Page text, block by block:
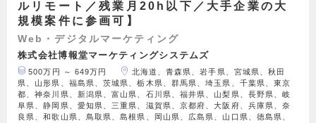
ルリモート／残業月20h以下／大手企業の大
規模案件に参画可】
Web・デジタルマーケティング
株式会社博報堂マーケティングシステムズ
500万円 ～ 649万円
北海道、青森県、岩手県、宮城県、秋田
県、山形県、福島県、茨城県、栃木県、群馬県、埼玉県、千葉県、東京
都、神奈川県、新潟県、富山県、石川県、福井県、山梨県、長野県、岐
阜県、静岡県、愛知県、三重県、滋賀県、京都府、大阪府、兵庫県、奈
良県、和歌山県、鳥取県、島根県、岡山県、広島県、山口県、徳島県、